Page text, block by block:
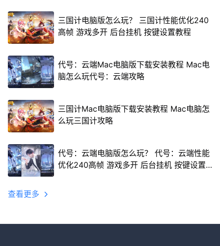
三国计电脑版怎么玩？ 三国计性能优化240
高帧 游戏多开 后台挂机 按键设置教程
代号：云端Mac电脑版下载安装教程 Mac电
脑怎么玩代号：云端攻略
三国计Mac电脑版下载安装教程 Mac电脑怎
么玩三国计攻略
代号：云端电脑版怎么玩？ 代号：云端性能
优化240高帧 游戏多开 后台挂机 按键设置
查看更多